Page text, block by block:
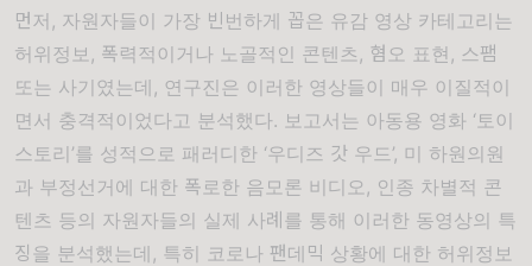
먼저 , 자원자들이 가장 빈번하게 꼽은 유감 영상 카테고리는
허위정보 , 폭력적이거나 노골적인 콘텐츠 , 혐오 표현 , 스팸
또는 사기였는데 , 연구진은 이러한 영상들이 매우 이질적이
면서 충격적이었다고 분석했다. 보고서는 아동용 영화 ‘토이
스토리’를 성적으로 패러디한 ‘우디즈 갓 우드’, 미 하원의원
과 부정선거에 대한 폭로한 음모론 비디오 , 인종 차별적 콘
텐츠 등의 자원자들의 실제 사례를 통해 이러한 동영상의 특
징을 분석했는데 , 특히 코로나 팬데믹 상황에 대한 허위정보